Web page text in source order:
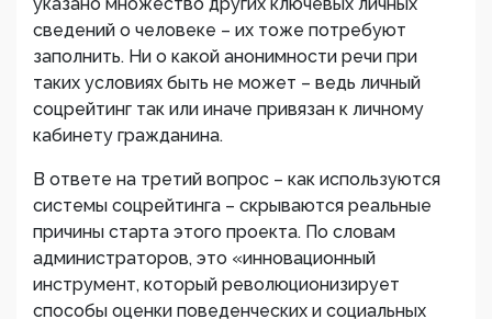
сведений о человеке – их тоже потребуют
заполнить. Ни о какой анонимности речи при
таких условиях быть не может – ведь личный
соцрейтинг так или иначе привязан к личному
кабинету гражданина.
В ответе на третий вопрос – как используются
системы соцрейтинга – скрываются реальные
причины старта этого проекта. По словам
администраторов, это «инновационный
инструмент, который революционизирует
способы оценки поведенческих и социальных